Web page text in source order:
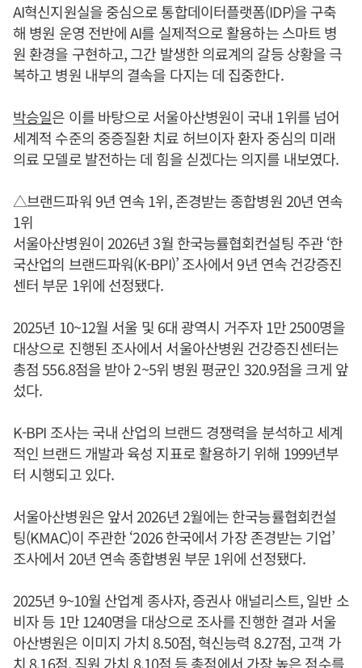
AI혁신지원실을 중심으로 통합데이터플랫폼(IDP)을 구축
해 병원 운영 전반에 AI를 실제적으로 활용하는 스마트 병
원 환경을 구현하고, 그간 발생한 의료계의 갈등 상황을 극
복하고 병원 내부의 결속을 다지는 데 집중한다.
박승일은 이를 바탕으로 서울아산병원이 국내 1위를 넘어
세계적 수준의 중증질환 치료 허브이자 환자 중심의 미래
의료 모델로 발전하는 데 힘을 싣겠다는 의지를 내보였다.
△브랜드파워 9년 연속 1위, 존경받는 종합병원 20년 연속
1위
서울아산병원이 2026년 3월 한국능률협회컨설팅 주관 ‘한
국산업의 브랜드파워(K-BPI)’ 조사에서 9년 연속 건강증진
센터 부문 1위에 선정됐다.
2025년 10~12월 서울 및 6대 광역시 거주자 1만 2500명을
대상으로 진행된 조사에서 서울아산병원 건강증진센터는
총점 556.8점을 받아 2~5위 병원 평균인 320.9점을 크게 앞
섰다.
K-BPI 조사는 국내 산업의 브랜드 경쟁력을 분석하고 세계
적인 브랜드 개발과 육성 지표로 활용하기 위해 1999년부
터 시행되고 있다.
서울아산병원은 앞서 2026년 2월에는 한국능률협회컨설
팅(KMAC)이 주관한 ‘2026 한국에서 가장 존경받는 기업’
조사에서 20년 연속 종합병원 부문 1위에 선정됐다.
2025년 9~10월 산업계 종사자, 증권사 애널리스트, 일반 소
비자 등 1만 1240명을 대상으로 조사를 진행한 결과 서울
아산병원은 이미지 가치 8.50점, 혁신능력 8.27점, 고객 가
치 8.16점, 직원 가치 8.10점 등 총점에서 가장 높은 점수를